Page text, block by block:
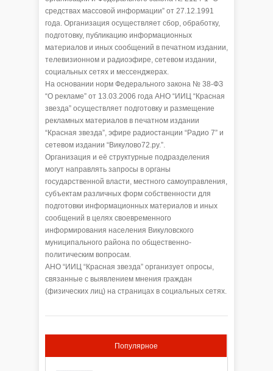
средствах массовой информации” от 27.12.1991
года. Организация осуществляет сбор, обработку,
подготовку, публикацию информационных
материалов и иных сообщений в печатном издании,
телевизионном и радиоэфире, сетевом издании,
социальных сетях и мессенджерах.
На основании норм Федерального закона № 38-ФЗ
“О рекламе” от 13.03.2006 года АНО “ИИЦ “Красная
звезда” осуществляет подготовку и размещение
рекламных материалов в печатном издании
“Красная звезда”, эфире радиостанции “Радио 7” и
сетевом издании “Викулово72.ру.”.
Организация и её структурные подразделения
могут направлять запросы в органы
государственной власти, местного самоуправления,
субъектам различных форм собственности для
подготовки информационных материалов и иных
сообщений в целях своевременного
информирования населения Викуловского
муниципального района по общественно-
политическим вопросам.
АНО “ИИЦ “Красная звезда” организует опросы,
связанные с выявлением мнения граждан
(физических лиц) на страницах в социальных сетях.
Популярное